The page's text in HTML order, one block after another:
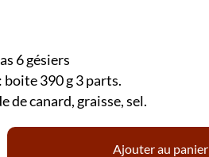
6 gésiers
: boite 390 g 3 parts.
de canard, graisse, sel.
Ajouter au panier